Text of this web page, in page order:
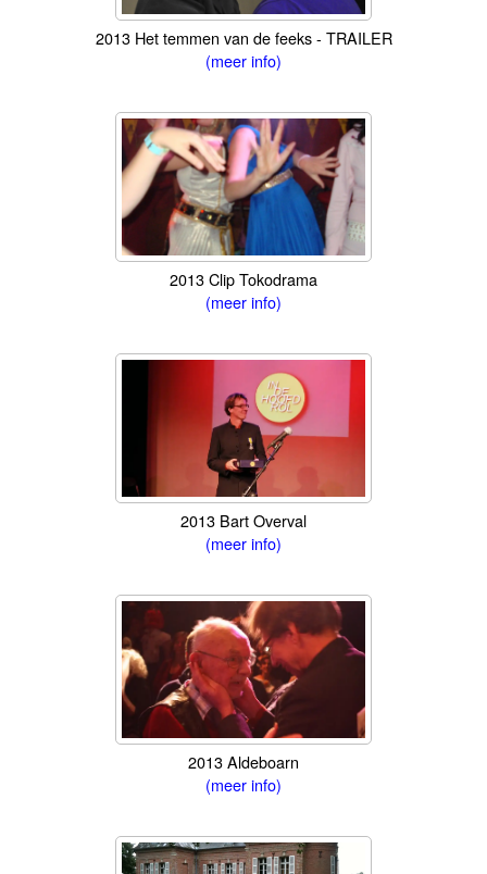
2013 Het temmen van de feeks - TRAILER
(meer info)
2013 Clip Tokodrama
(meer info)
2013 Bart Overval
(meer info)
2013 Aldeboarn
(meer info)